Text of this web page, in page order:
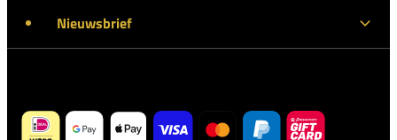
Nieuwsbrief